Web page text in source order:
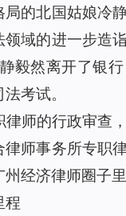
的北国姑娘冷
域的进一步造
毅然离开了银
考试。
师的行政审查
师事务所专职
经济律师圈子
程